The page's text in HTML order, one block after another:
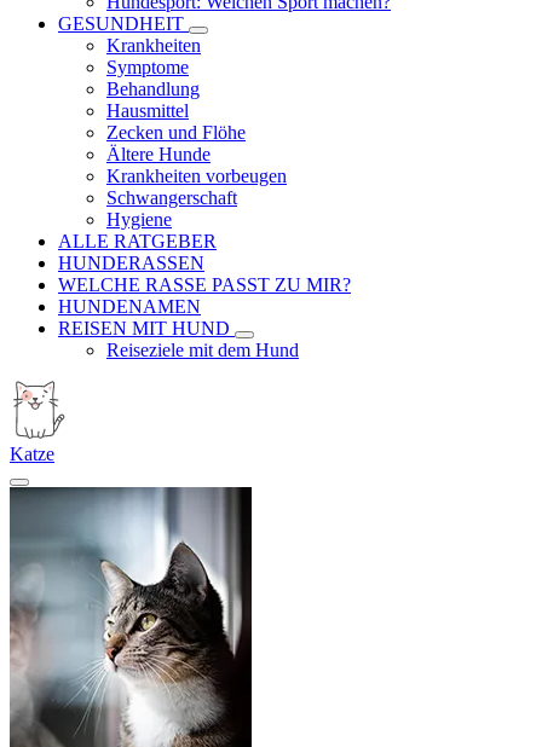
GESUNDHEIT
Krankheiten
Symptome
Behandlung
Hausmittel
Zecken und Flöhe
Ältere Hunde
Krankheiten vorbeugen
Schwangerschaft
Hygiene
ALLE RATGEBER
HUNDERASSEN
WELCHE RASSE PASST ZU MIR?
HUNDENAMEN
REISEN MIT HUND
Reiseziele mit dem Hund
Katze